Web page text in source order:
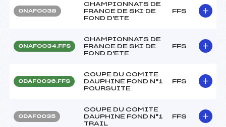
ONAF0038
CHAMPIONNATS DE
FRANCE DE SKI DE
FOND D'ETE
FFS
ONAF0034.FFS
CHAMPIONNATS DE
FRANCE DE SKI DE
FOND D'ETE
FFS
ODAF0036.FFS
COUPE DU COMITE
DAUPHINE FOND N°1
POURSUITE
FFS
ODAF0035
COUPE DU COMITE
DAUPHINE FOND N°1
TRAIL
FFS